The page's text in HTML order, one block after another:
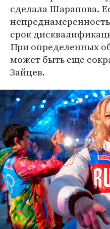
сделала Шарапова.
срок
При определенных
может быть еще
Зайцев.